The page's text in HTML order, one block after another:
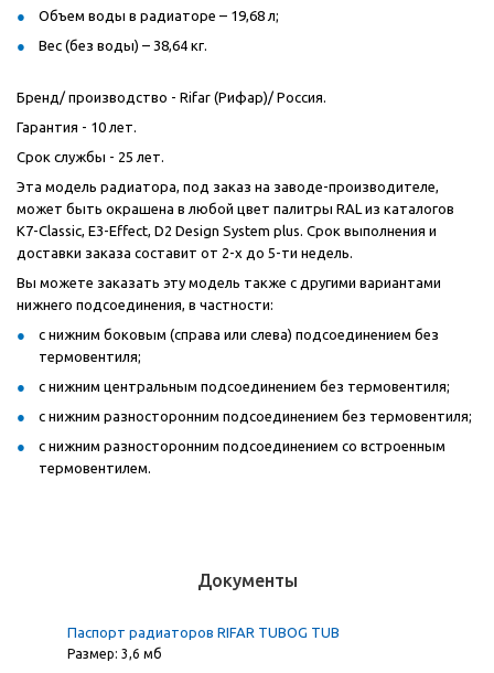
Объем воды в радиаторе – 19,68 л;
Вес (без воды) – 38,64 кг.
Бренд/ производство - Rifar (Рифар)/ Россия.
Гарантия - 10 лет.
Срок службы - 25 лет.
Эта модель радиатора, под заказ на заводе-производителе,
может быть окрашена в любой цвет палитры RAL из каталогов
К7-Classic, E3-Effect, D2 Design System plus. Срок выполнения и
доставки заказа составит от 2-х до 5-ти недель.
Вы можете заказать эту модель также с другими вариантами
нижнего подсоединения, в частности:
с нижним боковым (справа или слева) подсоединением без
термовентиля;
с нижним центральным подсоединением без термовентиля;
с нижним разносторонним подсоединением без термовентиля;
с нижним разносторонним подсоединением со встроенным
термовентилем.
Документы
Паспорт радиаторов RIFAR TUBOG TUB
Размер: 3,6 мб